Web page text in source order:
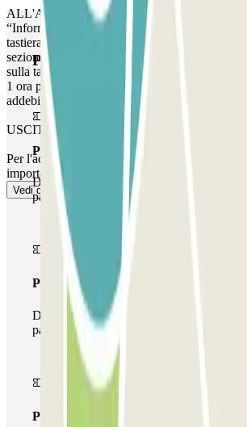
ALL'ARRIVO: inserire il codice riportato nella
“Informazioni importanti”. Digitare il codice
tastiera. ALLA PARTENZA: inserire il codice
sezione “Informazioni importanti”. Inserire il
sulla tastiera. MARGINE: è possibile accedere
1 ora prima della prenotazione, ma questo
addebitato.”
USCITA PEDONALE
Per l'accesso pedonale, consultare la sezione
importanti".
Vedi di più
Prodotti di Parclick
Pass unico
Durante il tuo soggiorno potrai entrare e
parcheggio una sola volta
Pass multiparking
Durante il tuo soggiorno potrai usufruire
parcheggi disponibili su Parclick.
Pass illlimitato